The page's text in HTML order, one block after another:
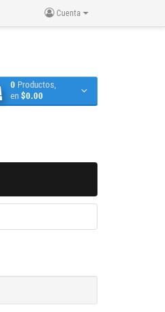
Cuenta
0 Productos,
en $0.00